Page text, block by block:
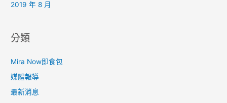
2019 年 8 月
分類
Mira Now即食包
媒體報導
最新消息